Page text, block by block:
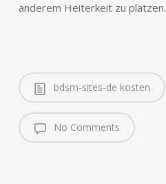
anderem Heiterkeit zu platzen.
bdsm-sites-de kosten
No Comments